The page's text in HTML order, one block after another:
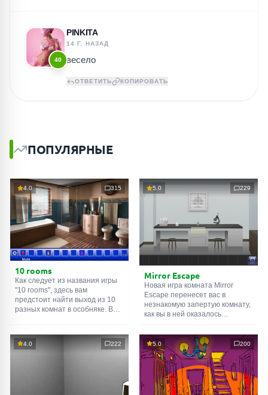
40
PINKITA
14 Г. НАЗАД
весело
ОТВЕТИТЬ КОПИРОВАТЬ
ПОПУЛЯРНЫЕ
4.0 315
10 rooms
Как следует из названия игры
"10 rooms", здесь вам
предстоит найти выход из 10
разных комнат в особняке. В
их, чтобы выйти. Выход из
одной комнаты является
5.0 229
Mirror Escape
Новая игра комната Mirror
Escape перенесет вас в
незнакомую запертую комнату,
как вы в ней оказалось
смекалки попробуйте решить
все, приготовленные авторами
для вас, головоломки и найти
выход на свободу.
Внимательно осмотрите
помещение, возможно вы
сможете найти какие-нибудь
4.0 222 5.0 200